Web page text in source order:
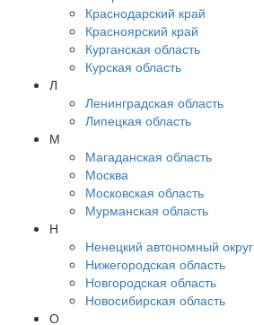
Краснодарский край
Красноярский край
Курганская область
Курская область
Л
Ленинградская область
Липецкая область
М
Магаданская область
Москва
Московская область
Мурманская область
Н
Ненецкий автономный округ
Нижегородская область
Новгородская область
Новосибирская область
О